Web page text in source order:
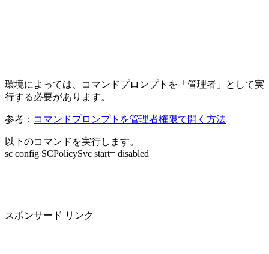
環境によっては、コマンドプロンプトを「管理者」として実
行する必要があります。
参考： コマンドプロンプトを管理者権限で開く方法
以下のコマンドを実行します。
sc config SCPolicySvc start= disabled
スポンサード リンク